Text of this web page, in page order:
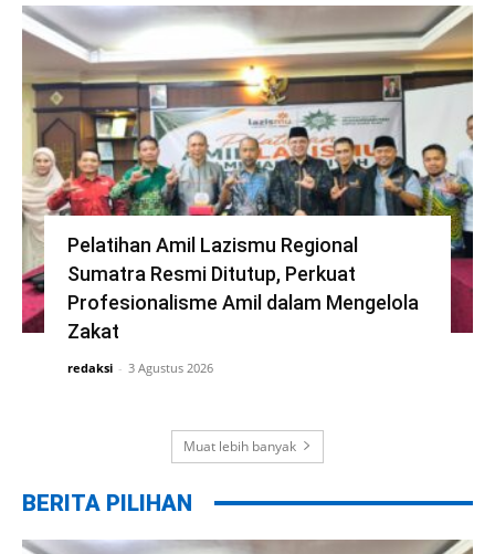
Pelatihan Amil Lazismu Regional
Sumatra Resmi Ditutup, Perkuat
Profesionalisme Amil dalam Mengelola
Zakat
redaksi - 3 Agustus 2026
Muat lebih banyak
BERITA PILIHAN